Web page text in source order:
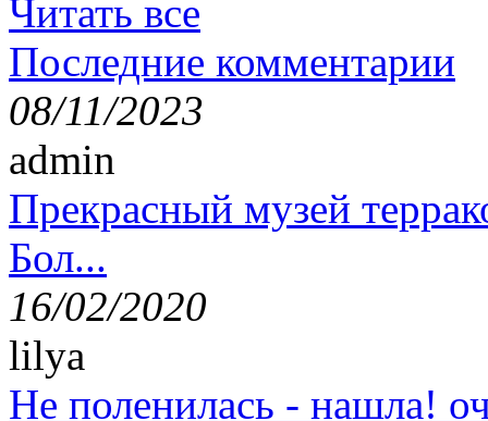
Читать все
Последние комментарии
08/11/2023
admin
Прекрасный музей
Бол...
16/02/2020
lilya
Не поленилась - нашла!